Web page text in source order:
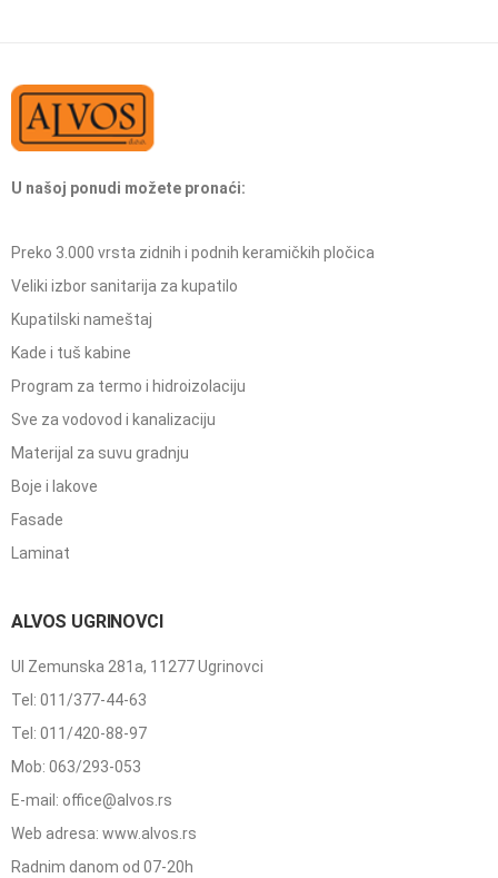
U našoj ponudi možete pronaći:
Preko 3.000 vrsta zidnih i podnih keramičkih pločica
Veliki izbor sanitarija za kupatilo
Kupatilski nameštaj
Kade i tuš kabine
Program za termo i hidroizolaciju
Sve za vodovod i kanalizaciju
Materijal za suvu gradnju
Boje i lakove
Fasade
Laminat
ALVOS UGRINOVCI
Ul Zemunska 281a, 11277 Ugrinovci
Tel: 011/377-44-63
Tel: 011/420-88-97
Mob: 063/293-053
E-mail: office@alvos.rs
Web adresa: www.alvos.rs
Radnim danom od 07-20h